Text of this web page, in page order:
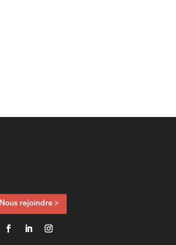
Nous rejoindre >